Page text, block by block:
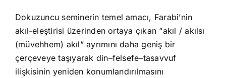
Dokuzuncu seminerin temel amacı, Farabi’nin
akıl-eleştirisi üzerinden ortaya çıkan “akıl / akılsı
(müvehhem) akıl” ayrımını daha geniş bir
çerçeveye taşıyarak din–felsefe–tasavvuf
ilişkisinin yeniden konumlandırılmasını